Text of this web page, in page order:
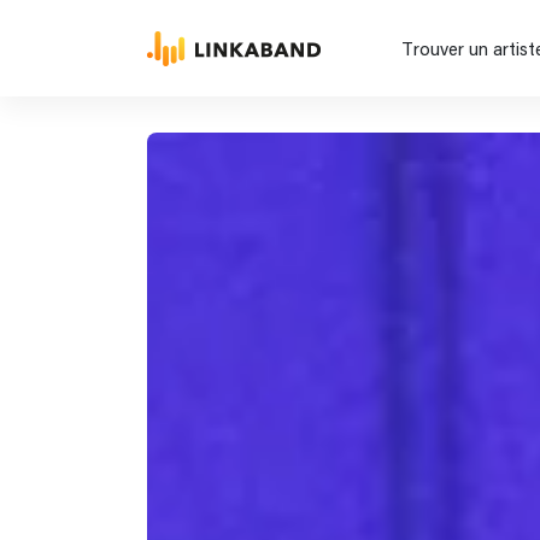
Trouver un